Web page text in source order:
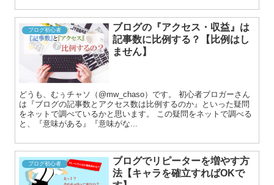
ブログ初心者
ブログの『アクセス・収益』は
記事数に比例する？【比例はし
ません】
どうも、むぅチャソ（@mw_chaso）です。 初心者ブロガーさん
は『ブログの記事数とアクセス数は比例するのか』といった疑問
をネットで調べているかと思います。 この疑問をネットで調べる
と、『意味がある』『意味がな...
ブログ初心者
ブログでリピーターを増やす方
法【キャラを確立すればOKで